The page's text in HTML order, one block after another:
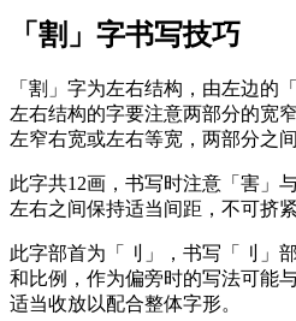
「割」字书写技巧
「割」字为左右结构，由左边的
左右结构的字要注意两部分的宽
左窄右宽或左右等宽，两部分之
此字共12画，书写时注意「害」
左右之间保持适当间距，不可挤
此字部首为「刂」，书写「刂」
和比例，作为偏旁时的写法可能
适当收放以配合整体字形。